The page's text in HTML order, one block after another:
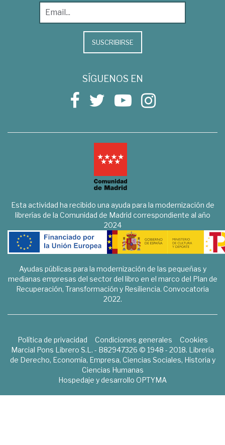
SUSCRIBIRSE
SÍGUENOS EN
Esta actividad ha recibido una ayuda para la modernización de
librerías de la Comunidad de Madrid correspondiente al año
2024
Ayudas públicas para la modernización de las pequeñas y
medianas empresas del sector del libro en el marco del Plan de
Recuperación, Transformación y Resiliencia. Convocatoria
2022.
Política de privacidad Condiciones generales
Cookies
Marcial Pons Librero S.L. - B82947326 © 1948 - 2018. Librería
de Derecho, Economía, Empresa, Ciencias Sociales, Historia y
Ciencias Humanas
Hospedaje y desarrollo OPTYMA